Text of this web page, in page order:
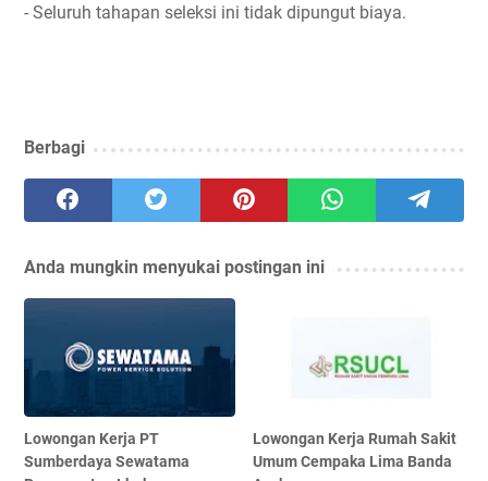
- Seluruh tahapan seleksi ini tidak dipungut biaya.
Berbagi
Anda mungkin menyukai postingan ini
Lowongan Kerja PT
Sumberdaya Sewatama
Lowongan Kerja Rumah Sakit
Umum Cempaka Lima Banda